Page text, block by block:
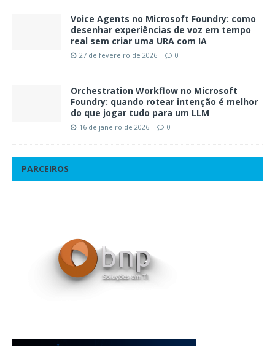
Voice Agents no Microsoft Foundry: como
desenhar experiências de voz em tempo
real sem criar uma URA com IA
27 de fevereiro de 2026 0
Orchestration Workflow no Microsoft
Foundry: quando rotear intenção é melhor
do que jogar tudo para um LLM
16 de janeiro de 2026 0
PARCEIROS